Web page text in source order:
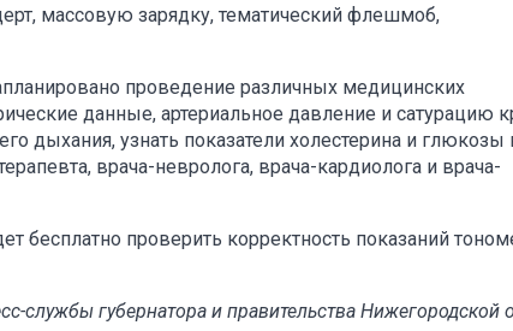
массовую зарядку, тематический флешмоб,
проведение различных медицинских
данные, артериальное давление и сатурацию
дыхания, узнать показатели холестерина и глюкозы
врача-невролога, врача-кардиолога и врача-
бесплатно проверить корректность показаний
службы губернатора и правительства Нижегородской